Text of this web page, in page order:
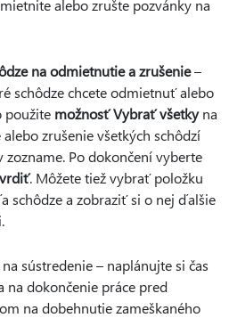
alebo zrušte pozvánky na
na odmietnutie a zrušenie–
schôdze chcete odmietnuť alebo
použite možnosť Vybrať všetkyna
zrušenie všetkých schôdzí
zozname. Po dokončení vyberte
. Môžete tiež vybrať položku
schôdze a zobraziť si o nej ďalšie
sústredenie – naplánujte si čas
na dokončenie práce pred
na dobehnutie zameškaného